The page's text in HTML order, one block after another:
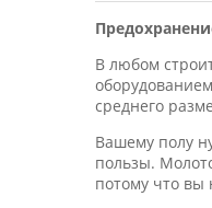
В любом
среднего
Вашему полу
пользы.
потому что вы